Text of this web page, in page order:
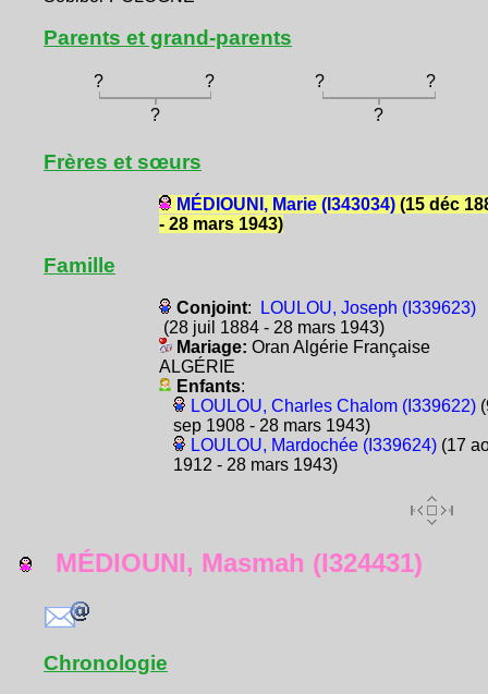
Parents et grand-parents
? ? ?
?
?
?
Frères et sœurs
MÉDIOUNI, Marie (I343034)(15 déc
- 28 mars 1943)
Famille
Conjoint:
LOULOU, Joseph (I339623)
(28 juil 1884 - 28 mars 1943)
Mariage: Oran Algérie Française
ALGÉRIE
Enfants:
LOULOU, Charles Chalom (I339622)
sep 1908 - 28 mars 1943)
LOULOU, Mardochée (I339624)(17
1912 - 28 mars 1943)
MÉDIOUNI, Masmah (I324431)
Chronologie